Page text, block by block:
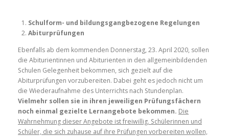
Schulform- und bildungsgangbezogene Regelungen
Abiturprüfungen
Ebenfalls ab dem kommenden Donnerstag, 23. April 2020, sollen
die Abiturientinnen und Abiturienten in den allgemeinbildenden
Schulen Gelegenheit bekommen, sich gezielt auf die
Abiturprüfungen vorzubereiten. Dabei geht es jedoch nicht um
die Wiederaufnahme des Unterrichts nach Stundenplan.
Vielmehr sollen sie in ihren jeweiligen Prüfungsfächern
noch einmal gezielte Lernangebote bekommen. Die
Wahrnehmung dieser Angebote ist freiwillig. Schülerinnen und
Schüler, die sich zuhause auf ihre Prüfungen vorbereiten wollen,